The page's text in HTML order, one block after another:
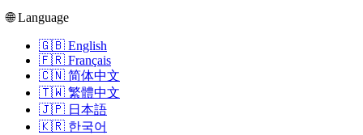
🌐 Language
🇬🇧 English
🇫🇷 Français
🇨🇳 简体中文
🇹🇼 繁體中文
🇯🇵 日本語
🇰🇷 한국어